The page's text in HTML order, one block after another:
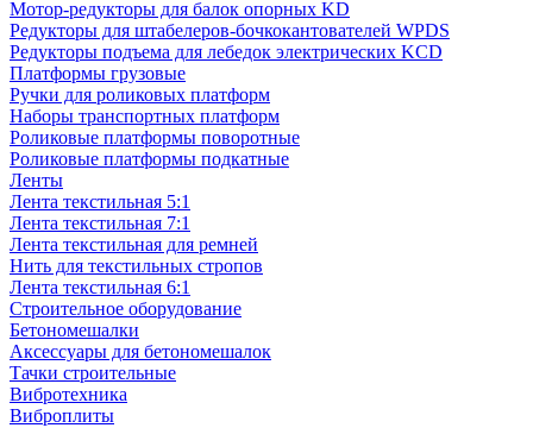
Мотор-редукторы для балок опорных KD
Редукторы для штабелеров-бочкокантователей WPDS
Редукторы подъема для лебедок электрических KCD
Платформы грузовые
Ручки для роликовых платформ
Наборы транспортных платформ
Роликовые платформы поворотные
Роликовые платформы подкатные
Ленты
Лента текстильная 5:1
Лента текстильная 7:1
Лента текстильная для ремней
Нить для текстильных стропов
Лента текстильная 6:1
Строительное оборудование
Бетономешалки
Аксессуары для бетономешалок
Тачки строительные
Вибротехника
Виброплиты